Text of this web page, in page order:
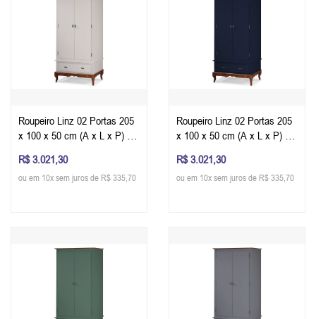
Roupeiro Linz 02 Portas 205
x 100 x 50 cm (A x L x P) -
R$ 3.021,30
ou em 10x sem juros de R$ 335,70
Roupeiro Linz 02 Portas 205
x 100 x 50 cm (A x L x P) -
Petróleo
R$ 3.021,30
ou em 10x sem juros de R$ 335,70